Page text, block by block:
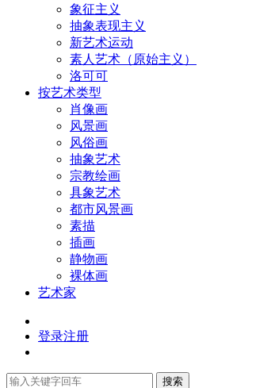
象征主义
抽象表现主义
新艺术运动
素人艺术（原始主义）
洛可可
按艺术类型
肖像画
风景画
风俗画
抽象艺术
宗教绘画
具象艺术
都市风景画
素描
插画
静物画
裸体画
艺术家
登录注册
搜索